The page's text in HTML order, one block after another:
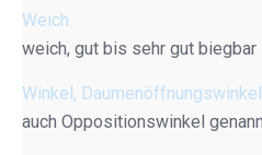
Weich
weich, gut bis sehr gut biegbar
Winkel, Daumenöffnungswinkel
auch Oppositionswinkel